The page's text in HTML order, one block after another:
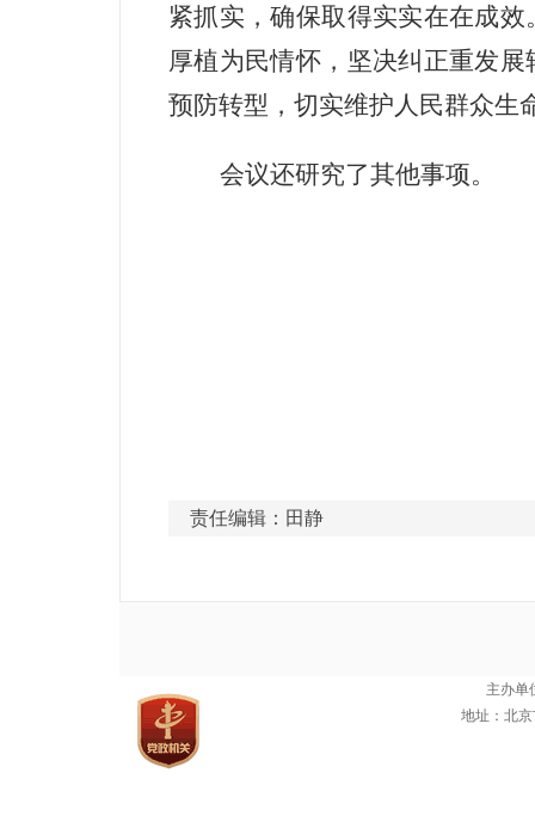
紧抓实，确保取得实实在在成
厚植为民情怀，坚决纠正重发
预防转型，切实维护人民群众生
会议还研究了其他事项。
责任编辑：田静
主办
地址：北